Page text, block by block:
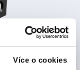
Více o cookies